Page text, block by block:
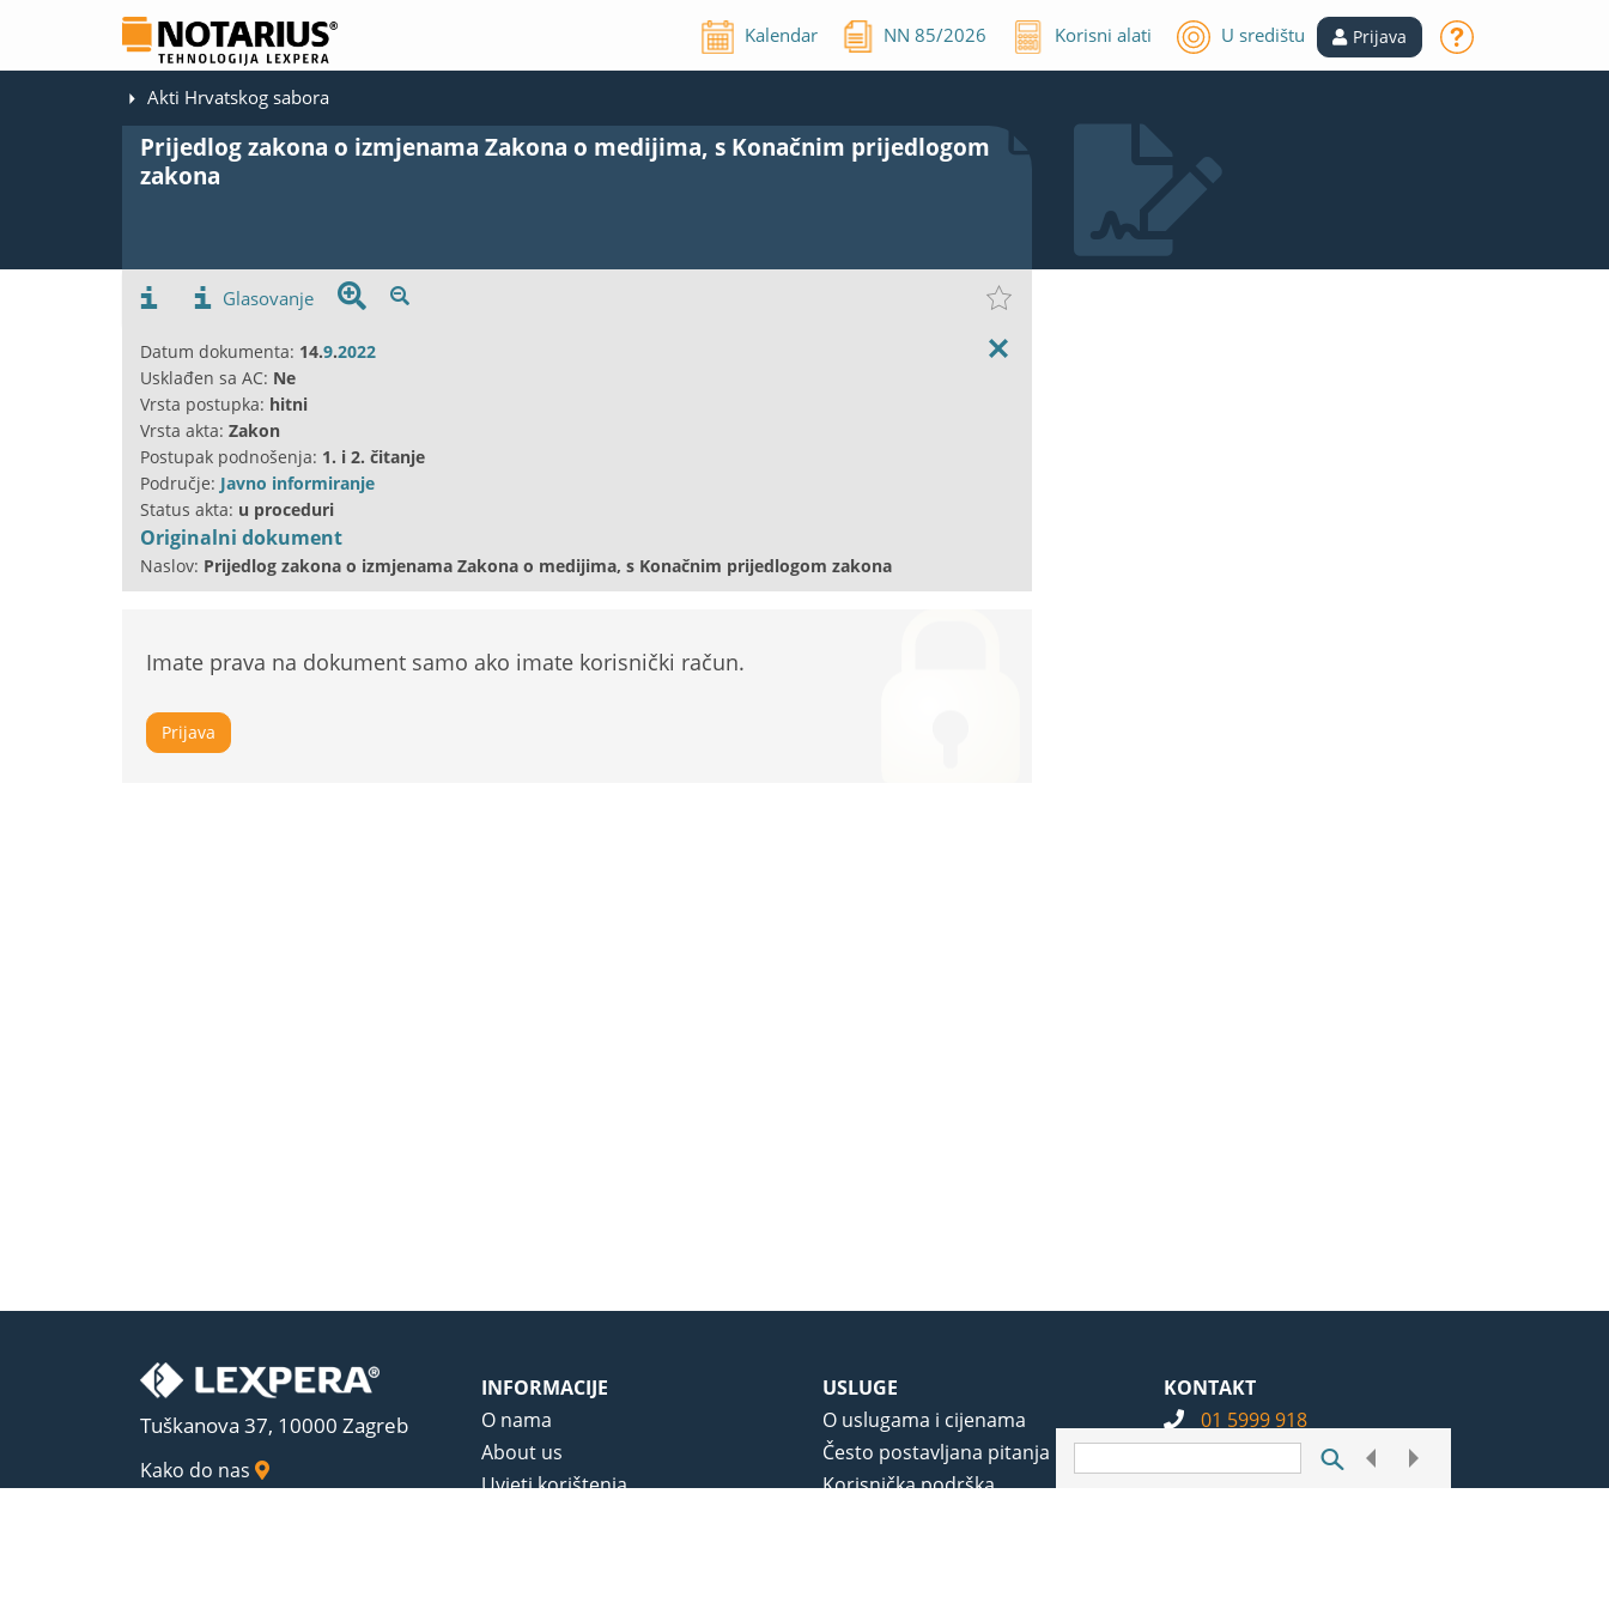
Kalendar NN85/2026 Korisni alati U središtu Prijava
Akti Hrvatskog sabora
Prijedlog zakona o izmjenama Zakona o medijima, s Konačnim prijedlogom
zakona
Glasovanje
Datum dokumenta: 14.9.2022
Usklađen sa AC: Ne
Vrsta postupka: hitni
Vrsta akta: Zakon
Postupak podnošenja: 1. i 2. čitanje
Područje: Javno informiranje
Status akta: u proceduri
Originalni dokument
Naslov: Prijedlog zakona o izmjenama Zakona o medijima, s Konačnim prijedlogom zakona
Imate prava na dokument samo ako imate korisnički račun.
Prijava
Tuškanova 37, 10000 Zagreb
Kako do nas
INFORMACIJE
O nama
About us
Uvjeti korištenja
USLUGE
O uslugama i cijenama
Često postavljana pitanja
Korisnička podrška
KONTAKT
01 5999 918
info@notarius.hr